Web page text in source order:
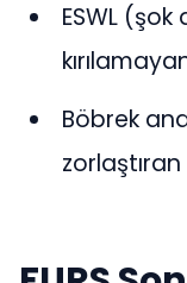
ESWL
Böbrek